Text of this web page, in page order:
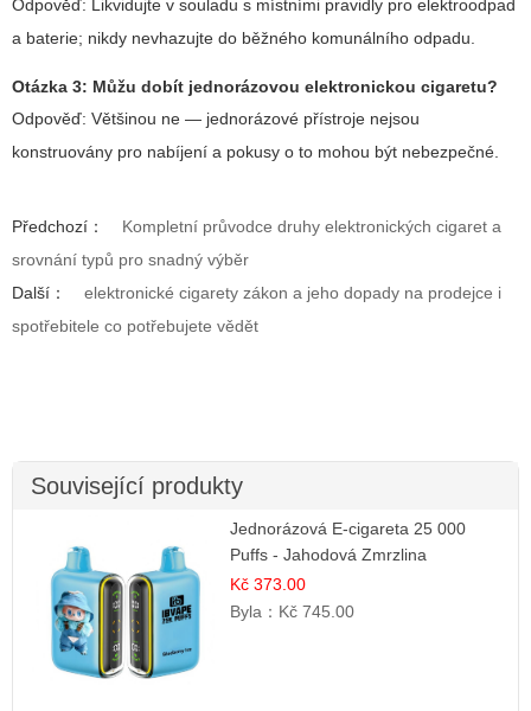
Odpověď: Likvidujte v souladu s místními pravidly pro elektroodpad
a baterie; nikdy nevhazujte do běžného komunálního odpadu.
Otázka 3: Můžu dobít jednorázovou elektronickou cigaretu?
Odpověď: Většinou ne — jednorázové přístroje nejsou
konstruovány pro nabíjení a pokusy o to mohou být nebezpečné.
Předchozí：
Kompletní průvodce druhy elektronických cigaret a
srovnání typů pro snadný výběr
Další：
elektronické cigarety zákon a jeho dopady na prodejce i
spotřebitele co potřebujete vědět
Související produkty
Jednorázová E-cigareta 25 000
Puffs - Jahodová Zmrzlina
Kč 373.00
Byla： Kč 745.00